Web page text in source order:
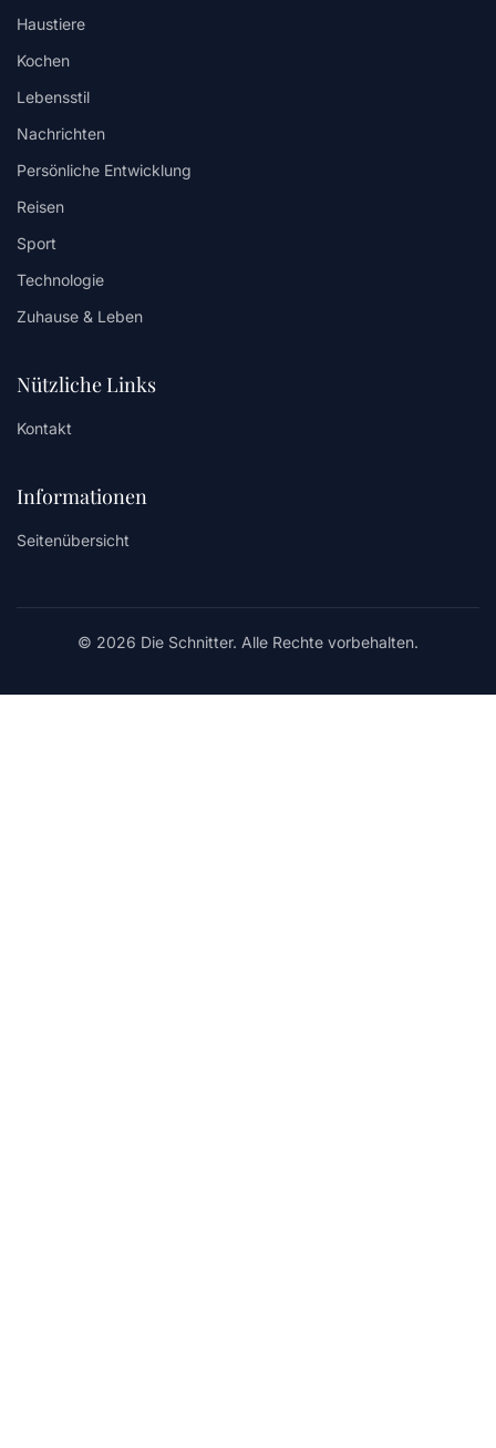
Haustiere
Kochen
Lebensstil
Nachrichten
Persönliche Entwicklung
Reisen
Sport
Technologie
Zuhause & Leben
Nützliche Links
Kontakt
Informationen
Seitenübersicht
© 2026 Die Schnitter. Alle Rechte vorbehalten.